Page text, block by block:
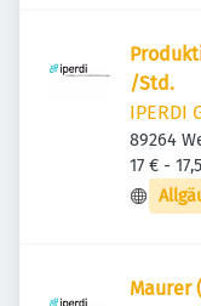
/Std.
IPERDI
89264
17 € -
Maurer